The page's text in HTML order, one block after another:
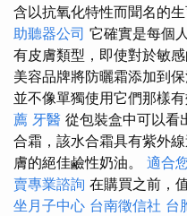
含以抗氧化特性而聞名的
助聽器公司 它確實是每個
有皮膚類型，即使對於敏
美容品牌將防曬霜添加到
並不像單獨使用它們那樣有
薦 牙醫 從包裝盒中可以看
合霜，該水合霜具有紫外
膚的絕佳鹼性奶油。 適合
賣專業諮詢 在購買之前，
坐月子中心 台南徵信社 台